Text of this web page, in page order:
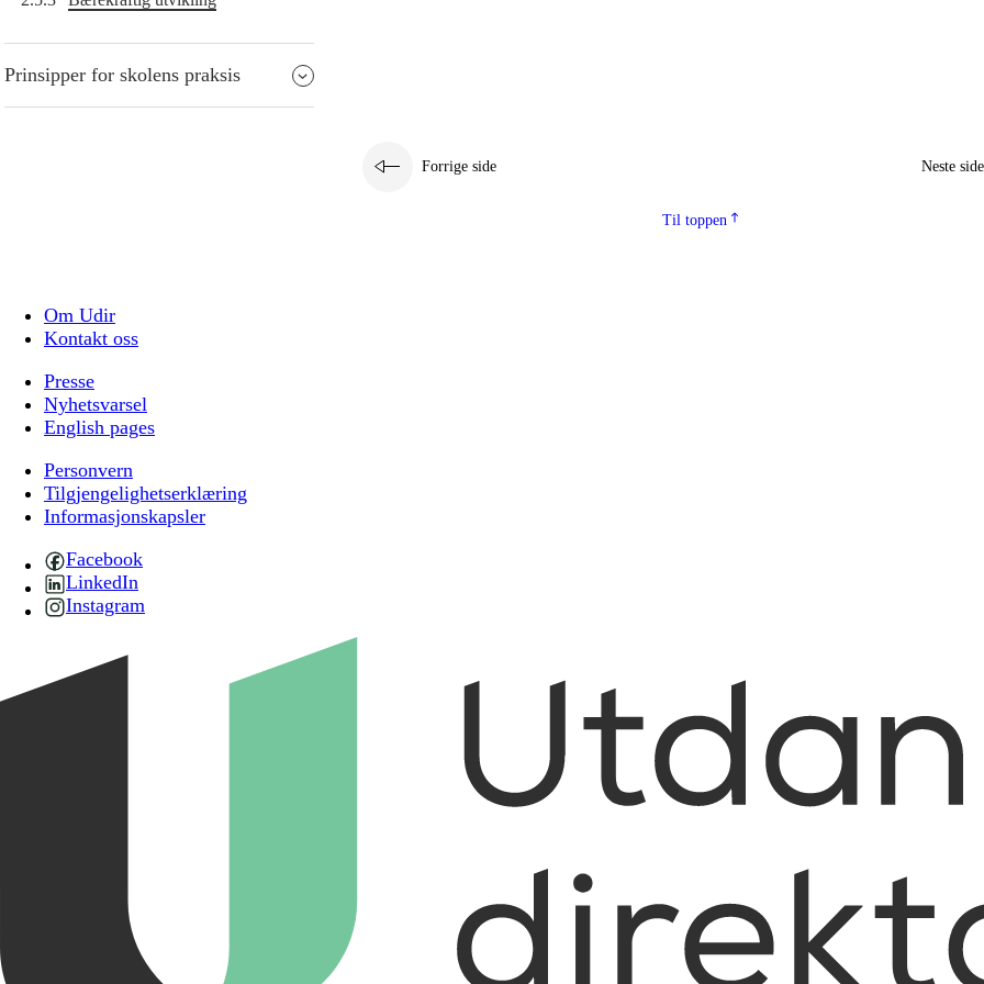
Prinsipper for skolens praksis
Forrige side Neste side
Til toppen
Om Udir
Kontakt oss
Presse
Nyhetsvarsel
English pages
Personvern
Tilgjengelighetserklæring
Informasjonskapsler
Facebook
LinkedIn
Instagram